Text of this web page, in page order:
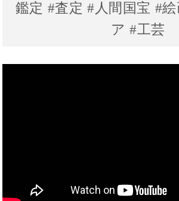
鑑定 #査定 #人間国宝 #
ア #工芸